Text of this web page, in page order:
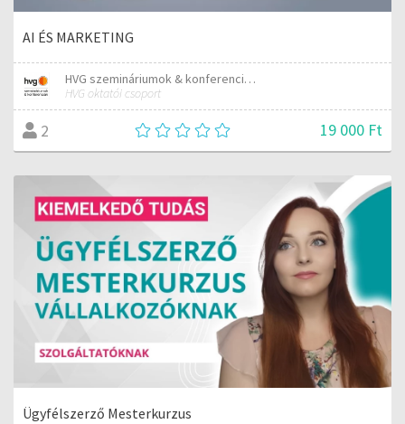
AI ÉS MARKETING
HVG szemináriumok & konferenciák
HVG oktatói csoport
2 19 000 Ft
Ügyfélszerző Mesterkurzus